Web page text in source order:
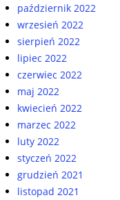
październik 2022
wrzesień 2022
sierpień 2022
lipiec 2022
czerwiec 2022
maj 2022
kwiecień 2022
marzec 2022
luty 2022
styczeń 2022
grudzień 2021
listopad 2021